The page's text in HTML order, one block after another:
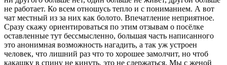
не работает. Ко всем отношусь тепло и с пониманием. А вот
чат местный из за них как болото. Впечатление неприятное.
Сразу скажу ориентироваться по этим отзывам о посёлке
оставленные тут бессмысленно, большая часть написанного
это анонимная возможность нагадить, а так уж устроен
человек, что лишний раз что то хорошее замолчит, но чтоб
какашку в спину не кинуть, это не сдержаться. Мы с женой